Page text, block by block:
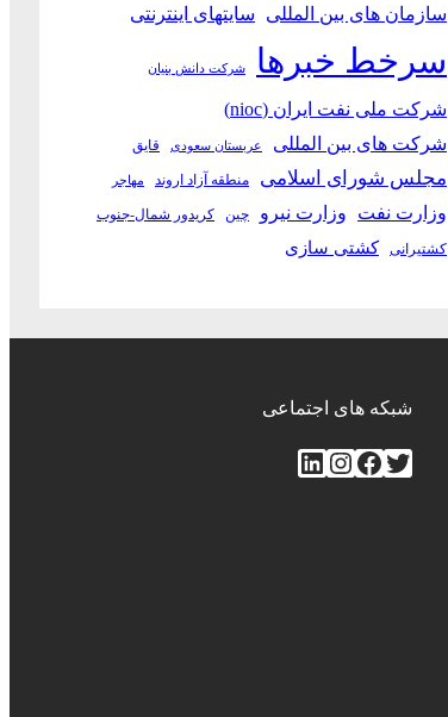
سازمان های بین المللی سایتهای اینترنتی
سرخط خبرها شرکت دانش بنیان
شرکت ملی نفت ایران (nioc)
شرکت های بین المللی
عربستان سعودی قایق
مجلس شورای اسلامی منطقه آزاد اروند مهاجر
وزارت نفت وزارت نیرو چین کریدور شمال-جنوب
کشتیرانی کشتی سازی
شبکه های اجتماعی
توییتر فیس‌بوکاینستاگرم لینکداین